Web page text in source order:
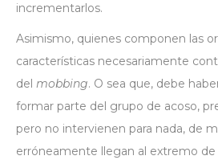
incrementarlos.
Asimismo, quienes componen las
características necesariamente
del mobbing. O sea que, debe
formar parte del grupo de acoso,
pero no intervienen para nada, de
erróneamente llegan al extremo de